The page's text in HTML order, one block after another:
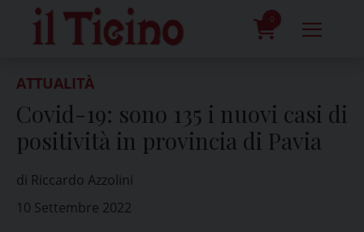
content
0
ATTUALITÀ
Covid-19: sono 135 i nuovi casi di
positività in provincia di Pavia
di Riccardo Azzolini
10 Settembre 2022